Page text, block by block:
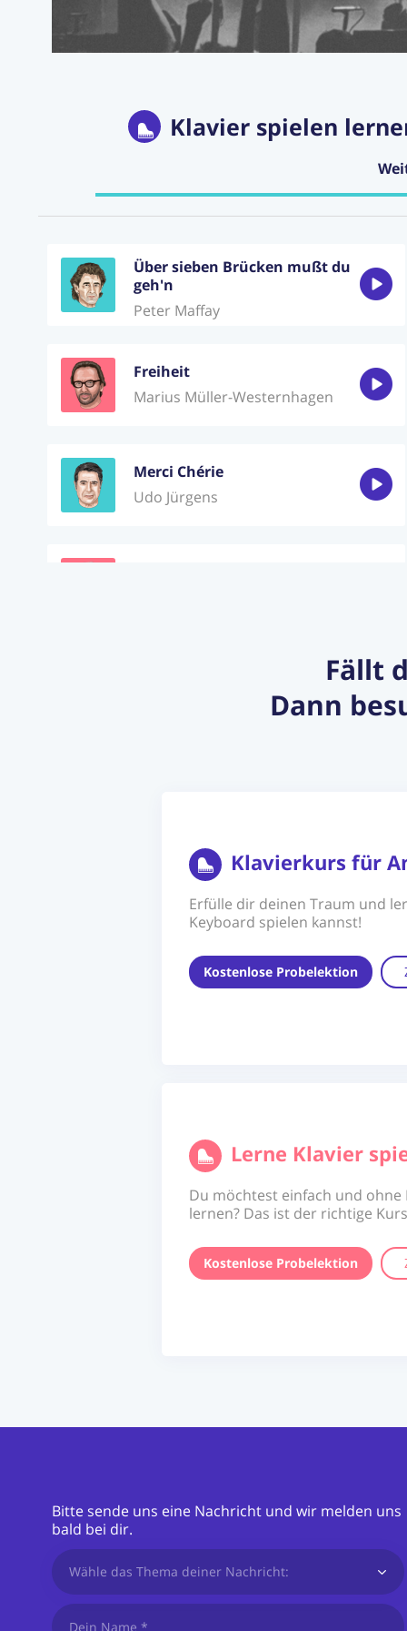
Klavier spielen
Über sieben Brücken mußt du
geh'n
Peter Maffay
Freiheit
Marius Müller-Westernhagen
Merci Chérie
Udo Jürgens
Fällt
Dann
Klavierkurs für
Erfülle dir deinen Traum und
Keyboard spielen kannst!
Kostenlose Probelektion
Lerne Klavier
Du möchtest einfach und ohne
lernen? Das ist der richtige
Kostenlose Probelektion
Bitte sende uns eine Nachricht und wir melden uns
bald bei dir.
Wähle das Thema deiner Nachricht: